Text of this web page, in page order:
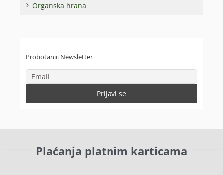
Organska hrana
Probotanic Newsletter
Plaćanja platnim karticama